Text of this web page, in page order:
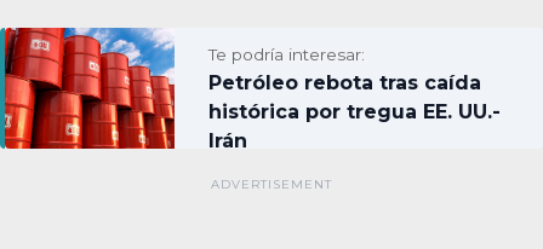
Te podría interesar:
Petróleo rebota tras caída
histórica por tregua EE. UU.-
Irán